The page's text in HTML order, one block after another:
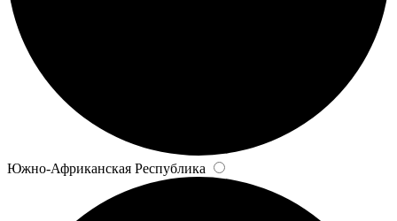
Южно-Африканская Республика